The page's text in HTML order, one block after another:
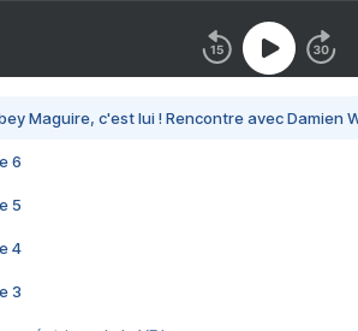
Maguire, c'est lui ! Rencontre avec Damien
6
5
4
3